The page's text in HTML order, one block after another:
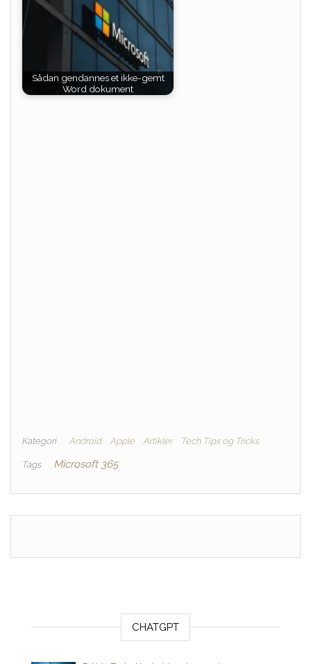
Sådan gendannes et ikke-gemt
Word dokument
Kategori Android Apple Artikler Tech Tips og Tricks
Tags Microsoft 365
CHATGPT